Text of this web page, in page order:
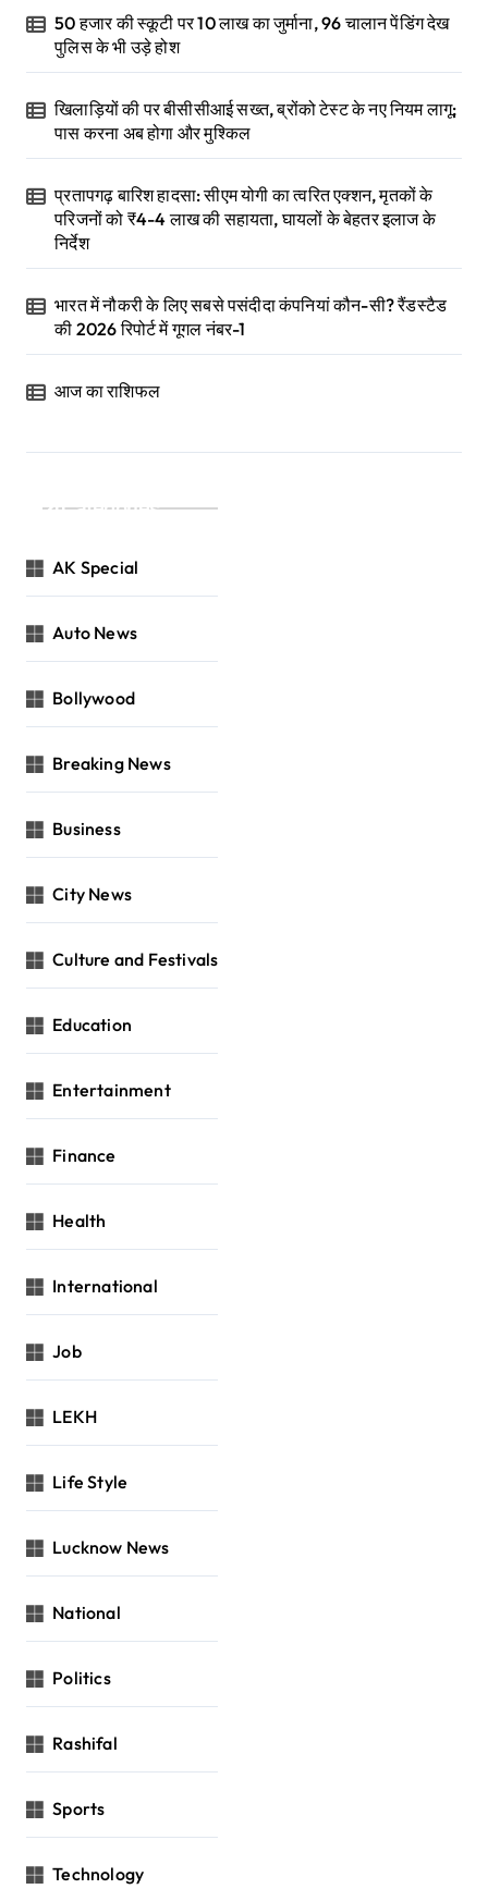
50 हजार की स्कूटी पर 10 लाख का जुर्माना, 96 चालान पेंडिंग देख
पुलिस के भी उड़े होश
खिलाड़ियों की पर बीसीसीआई सख्त, ब्रोंको टेस्ट के नए नियम लागू;
पास करना अब होगा और मुश्किल
प्रतापगढ़ बारिश हादसा: सीएम योगी का त्वरित एक्शन, मृतकों के
परिजनों को ₹4-4 लाख की सहायता, घायलों के बेहतर इलाज के
निर्देश
भारत में नौकरी के लिए सबसे पसंदीदा कंपनियां कौन-सी? रैंडस्टैड
की 2026 रिपोर्ट में गूगल नंबर-1
आज का राशिफल
Categories
AK Special
Auto News
Bollywood
Breaking News
Business
City News
Culture and Festivals
Education
Entertainment
Finance
Health
International
Job
LEKH
Life Style
Lucknow News
National
Politics
Rashifal
Sports
Technology